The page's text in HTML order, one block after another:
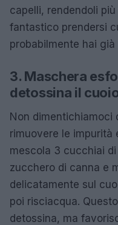
capelli, rendendoli
fantastico prendersi
probabilmente hai già
3. Maschera
detossina il
Non dimentichiamoci
rimuovere le impurità
mescola 3 cucchiai di
zucchero di canna e
delicatamente sul
poi risciacqua.
detossina, ma